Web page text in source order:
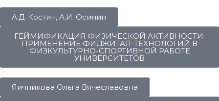
А.Д. Костин, А.И. Осинин
ГЕЙМИФИКАЦИЯ ФИЗИЧЕСКОЙ АКТИВНОСТИ:
ПРИМЕНЕНИЕ ФИДЖИТАЛ-ТЕХНОЛОГИЙ В
ФИЗКУЛЬТУРНО-СПОРТИВНОЙ РАБОТЕ
УНИВЕРСИТЕТОВ
Яичникова Ольга Вячеславовна